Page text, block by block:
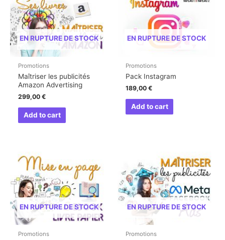
EN RUPTURE DE STOCK
Promotions
Maîtriser les publicités
Amazon Advertising
299,00€
Add to cart
EN RUPTURE DE STOCK
Promotions
Pack Instagram
189,00€
Add to cart
EN RUPTURE DE STOCK
Promotions
EN RUPTURE DE STOCK
Promotions